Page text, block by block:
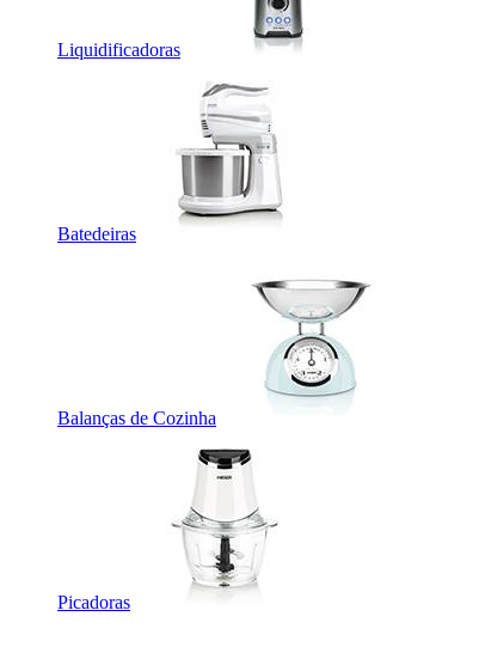
Liquidificadoras
Batedeiras
Balanças de Cozinha
Picadoras